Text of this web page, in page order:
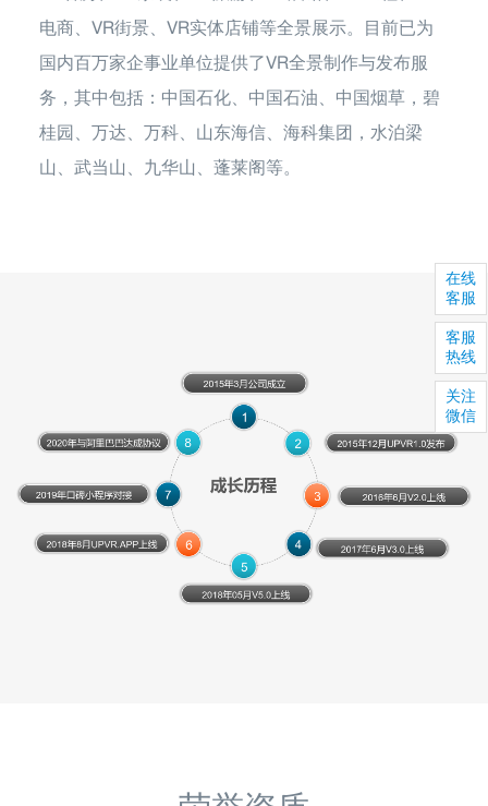
电商、VR街景、VR实体店铺等全景展示。目前已为
国内百万家企事业单位提供了VR全景制作与发布服
务，其中包括：中国石化、中国石油、中国烟草，碧
桂园、万达、万科、山东海信、海科集团，水泊梁
山、武当山、九华山、蓬莱阁等。
在线
客服
客服
热线
关注
微信